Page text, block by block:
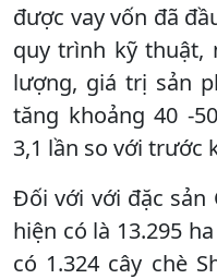
được vay vốn đã
quy trình kỹ thuật,
lượng, giá trị sản
tăng khoảng 40 -
3,1 lần so với trước
Đối với với đặc sản
hiện có là 13.295
có 1.324 cây chè